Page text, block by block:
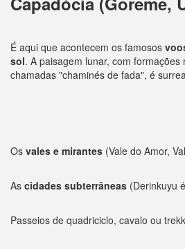
É aqui que acontecem os famosos
sol. A paisagem lunar, com formações
chamadas "chaminés de fada", é
Os vales e mirantes (Vale do Amor,
As cidades subterrâneas (Derinkuyu
Passeios de quadriciclo, cavalo ou